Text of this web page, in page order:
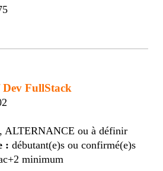
Dev FullStack
ALTERNANCE ou à définir
: débutant(e)s ou confirmé(e)s
minimum